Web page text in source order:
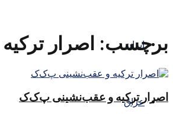
ایران
عراق
برچسب: اصرار تركيه
اصرار ترکیه و عقب‌نشینی پ‌ک‌ک